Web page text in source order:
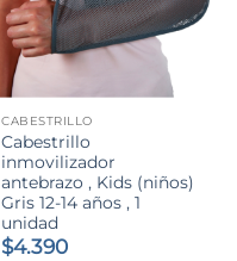
CABESTRILLO
Cabestrillo
inmovilizador
antebrazo , Kids (niños)
Gris 12-14 años , 1
unidad
$4.390